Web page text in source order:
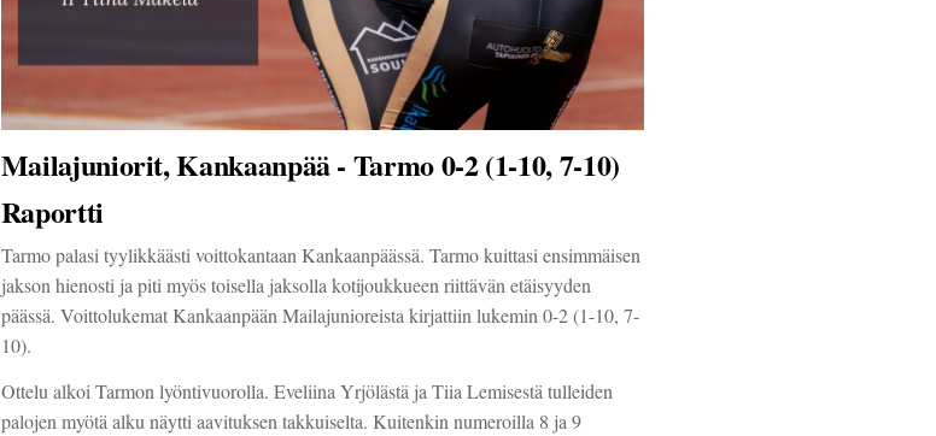
Mailajuniorit, Kankaanpää - Tarmo 0-2 (1-10, 7-10)
Raportti
Tarmo palasi tyylikkäästi voittokantaan Kankaanpäässä. Tarmo kuittasi ensimmäisen
jakson hienosti ja piti myös toisella jaksolla kotijoukkueen riittävän etäisyyden
päässä. Voittolukemat Kankaanpään Mailajunioreista kirjattiin lukemin 0-2 (1-10, 7-
10).
Ottelu alkoi Tarmon lyöntivuorolla. Eveliina Yrjölästä ja Tiia Lemisestä tulleiden
palojen myötä alku näytti aavituksen takkuiselta. Kuitenkin numeroilla 8 ja 9